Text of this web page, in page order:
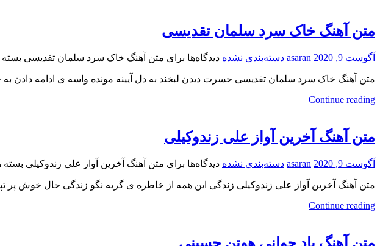
متن آهنگ خاک سرد سلمان تقدیسی
آگوست 9, 2020 asaran دسته‌بندی نشده دیدگاه‌ها برای متن آهنگ خاک سرد سلمان تقدیسی
متن آهنگ خاک سرد سلمان تقدیسی حسرت دیدن لبخند به دل آیینه مونده واسه ی ادامه دادن به
Continue reading
متن آهنگ آخرین آواز علی زندوکیلی
آگوست 9, 2020 asaran دسته‌بندی نشده دیدگاه‌ها برای متن آهنگ آخرین آواز علی زندوکیلی بسته
متن آهنگ آخرین آواز علی زندوکیلی زندگی این همه از خاطره ی گریه نگو زندگی حال خوش پر
Continue reading